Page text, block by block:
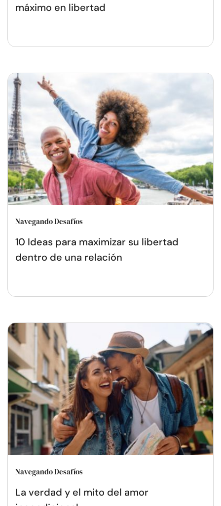
máximo en libertad
Navegando Desafíos
10 Ideas para maximizar su libertad
dentro de una relación
Navegando Desafíos
La verdad y el mito del amor